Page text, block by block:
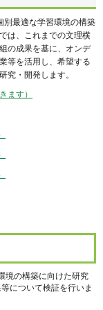
別最適な学習環境の構築
は、これまでの文理横
の成果を基に、オンデ
等を活用し、希望する
究・開発します。
ます）
境の構築に向けた研究
について検証を行いま